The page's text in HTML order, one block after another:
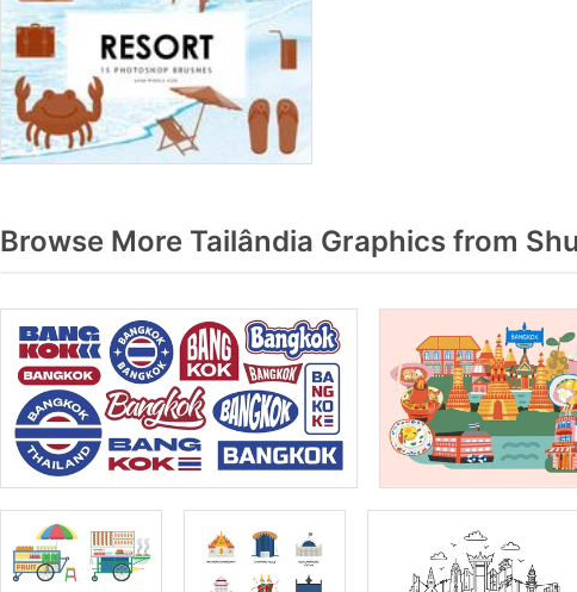
Browse More Tailândia Graphics from